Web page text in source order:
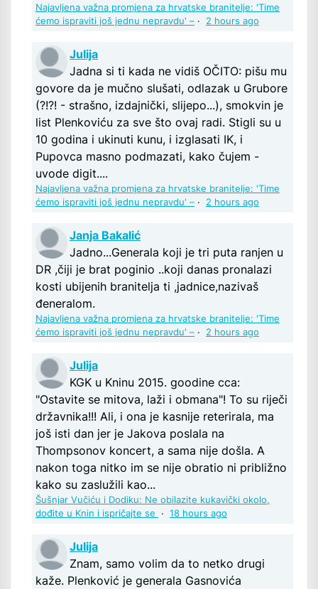
Najavljena važna promjena za hrvatske branitelje: 'Time
ćemo ispraviti još jednu nepravdu' – · 2 hours ago
Julija
Jadna si ti kada ne vidiš OČITO: pišu mu
govore da je mučno slušati, odlazak u Grubore
(?!?! - strašno, izdajnički, slijepo...), smokvin je
list Plenkoviću za sve što ovaj radi. Stigli su u
10 godina i ukinuti kunu, i izglasati IK, i
Pupovca masno podmazati, kako čujem -
uvode digit....
Najavljena važna promjena za hrvatske branitelje: 'Time
ćemo ispraviti još jednu nepravdu' – · 2 hours ago
Janja Bakalić
Jadno...Generala koji je tri puta ranjen u
DR ,čiji je brat poginio ..koji danas pronalazi
kosti ubijenih branitelja ti ,jadnice,nazivaš
đeneralom.
Najavljena važna promjena za hrvatske branitelje: 'Time
ćemo ispraviti još jednu nepravdu' – · 2 hours ago
Julija
KGK u Kninu 2015. goodine cca:
"Ostavite se mitova, laži i obmana"! To su riječi
državnika!!! Ali, i ona je kasnije reterirala, ma
još isti dan jer je Jakova poslala na
Thompsonov koncert, a sama nije došla. A
nakon toga nitko im se nije obratio ni približno
kako su zaslužili kao...
Šušnjar Vučiću i Dodiku: Ne obilazite kukavički okolo,
dođite u Knin i ispričajte se
· 18 hours ago
Julija
Znam, samo volim da to netko drugi
kaže. Plenković je generala Gasnovića